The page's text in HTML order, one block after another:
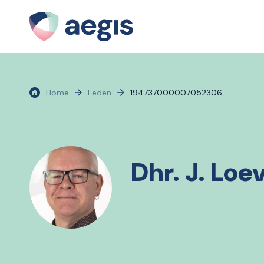
Home Leden 194737000007052306
Dhr. J.